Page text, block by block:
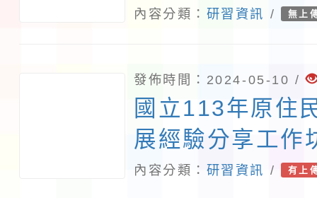
推動公立國民小
畫」
內容分類： 研習資訊 / 無上
發佈時間：2024-05-10 /
國立113年原住
展經驗分享工作
主題課程案例分
內容分類： 研習資訊 / 有上